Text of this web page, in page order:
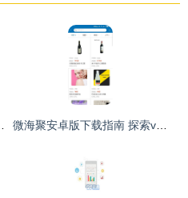
的未来机械服务 微海聚安卓版下载指南 探索v1.3最新手机版在91手游网的便捷服务